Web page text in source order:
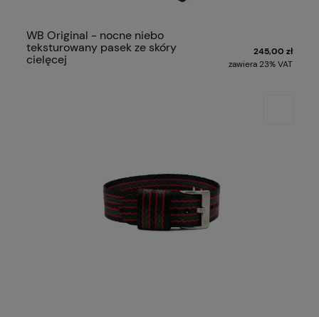
WB Original - nocne niebo
teksturowany pasek ze skóry
cielęcej
245,00 zł
zawiera 23% VAT